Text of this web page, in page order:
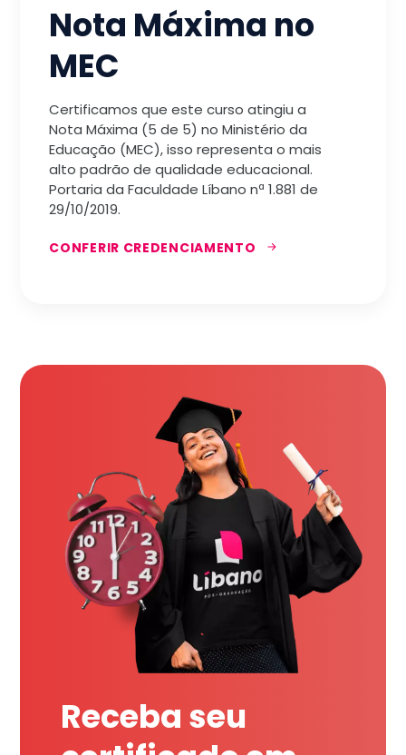
Nota Máxima no
MEC
Certificamos que este curso atingiu a
Nota Máxima (5 de 5) no Ministério da
Educação (MEC), isso representa o mais
alto padrão de qualidade educacional.
Portaria da Faculdade Líbano nª 1.881 de
29/10/2019.
CONFERIR CREDENCIAMENTO
Receba seu